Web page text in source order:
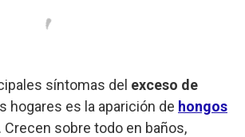
síntomas del exceso de
hogares es la aparición de hongos
. Crecen sobre todo en baños,